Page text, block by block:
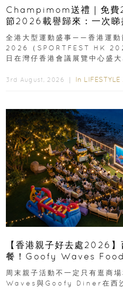
Champimom送禮｜免費
節2026載譽歸來：一次睇
動、街舞比賽＋逾百運動品
全港大型運動盛事——香港運動
2026（SPORTFEST HK
日在灣仔香港會議展覽中心盛
3rd August, 2026 ｜ In LIFESTYLE
【香港親子好去處2026
餐！Goofy Waves
外影院逢週末登場
周末親子活動不一定只有逛商
Waves與Goofy Diner在西